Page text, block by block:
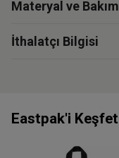
Materyal ve Bakım
İthalatçı Bilgisi
Eastpak'i Keşfet